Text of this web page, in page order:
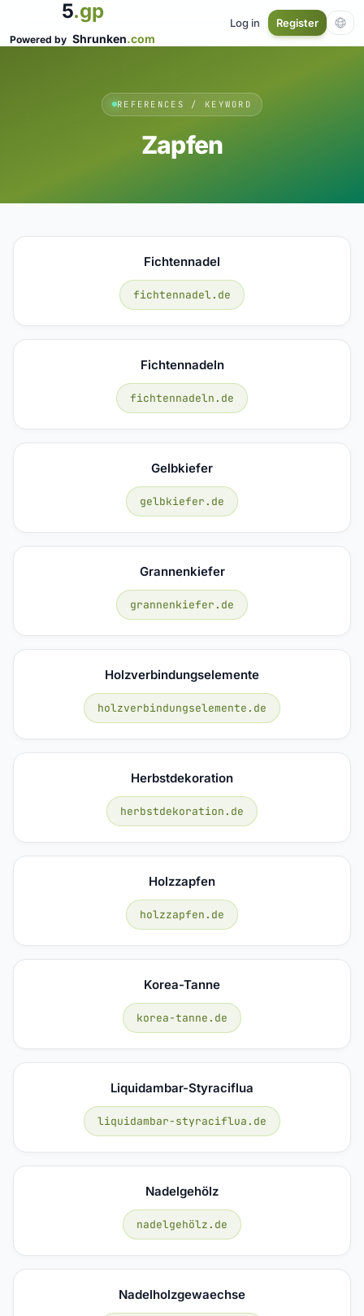
5.gp
Powered by Shrunken.com
Log in Register
REFERENCES / KEYWORD
Zapfen
Fichtennadel
fichtennadel.de
Fichtennadeln
fichtennadeln.de
Gelbkiefer
gelbkiefer.de
Grannenkiefer
grannenkiefer.de
Holzverbindungselemente
holzverbindungselemente.de
Herbstdekoration
herbstdekoration.de
Holzzapfen
holzzapfen.de
Korea-Tanne
korea-tanne.de
Liquidambar-Styraciflua
liquidambar-styraciflua.de
Nadelgehölz
nadelgehölz.de
Nadelholzgewaechse